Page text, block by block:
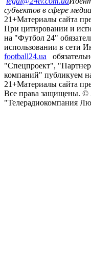
субъектов в сфере
21+Материалы сайта
При цитировании и
на "Футбол 24"
использовании в сети
football24.ua
"Спецпроект",
компаний" публикуем
21+Материалы сайта
Все права защищены. ©
"Телерадиокомпания